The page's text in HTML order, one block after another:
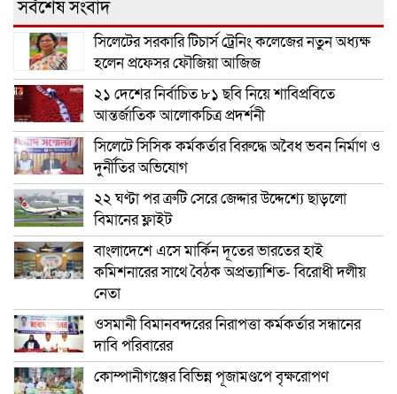
সর্বশেষ সংবাদ
সিলেটের সরকারি টিচার্স ট্রেনিং কলেজের নতুন অধ্যক্ষ
হলেন প্রফেসর ফৌজিয়া আজিজ
২১ দেশের নির্বাচিত ৮১ ছবি নিয়ে শাবিপ্রবিতে
আন্তর্জাতিক আলোকচিত্র প্রদর্শনী
সিলেটে সিসিক কর্মকর্তার বিরুদ্ধে অবৈধ ভবন নির্মাণ ও
দুর্নীতির অভিযোগ
২২ ঘণ্টা পর ত্রুটি সেরে জেদ্দার উদ্দেশ্যে ছাড়লো
বিমানের ফ্লাইট
বাংলাদেশে এসে মার্কিন দূতের ভারতের হাই
কমিশনারের সাথে বৈঠক অপ্রত্যাশিত- বিরোধী দলীয়
নেতা
ওসমানী বিমানবন্দরের নিরাপত্তা কর্মকর্তার সন্ধানের
দাবি পরিবারের
কোম্পানীগঞ্জের বিভিন্ন পূজামণ্ডপে বৃক্ষরোপণ